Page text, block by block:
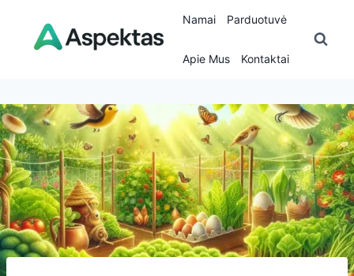
content
Namai Parduotuvė
Apie Mus Kontaktai